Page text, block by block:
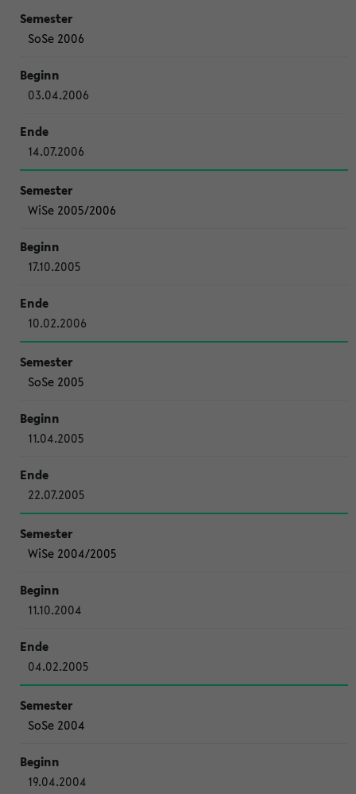
SoSe 2006
03.04.2006
14.07.2006
WiSe 2005/2006
17.10.2005
10.02.2006
SoSe 2005
11.04.2005
22.07.2005
WiSe 2004/2005
11.10.2004
04.02.2005
SoSe 2004
19.04.2004